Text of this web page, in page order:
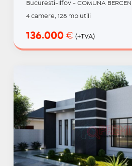
Bucuresti-Ilfov - COMUNA BERCENI
4 camere, 128 mp utili
136.000 € (+TVA)